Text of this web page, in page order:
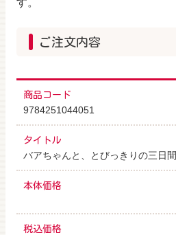
ご注文内容
商品コード
9784251044051
タイトル
バアちゃんと、とびっきりの三日間
本体価格
税込価格